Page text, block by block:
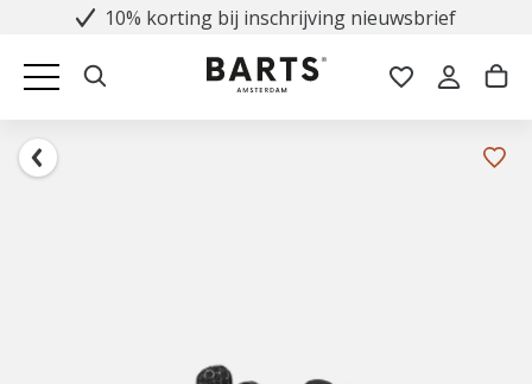
10% korting bij inschrijving nieuwsbrief